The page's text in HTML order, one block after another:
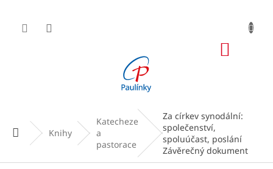
obsah
Domů Knihy
Katecheze
a
pastorace
Za církev synodální:
společenství,
spoluúčast, poslání
Závěrečný dokument